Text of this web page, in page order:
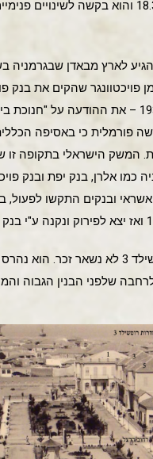
להביא מסמך נוסף שנמצא בתיק הבנין
הבנק בקשה פורמלית כי
מניות חדשות. המשק הישראלי
ולסיום: מביתו של סבא שמואל חזקיה